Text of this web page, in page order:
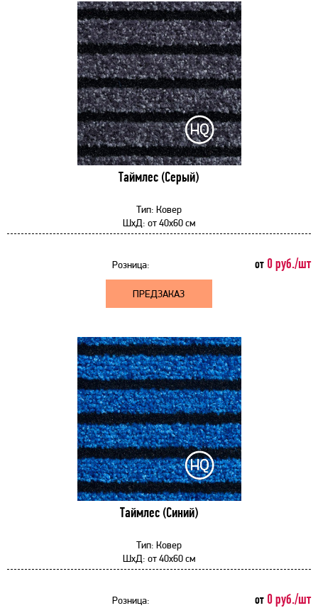
Таймлес (Серый)
Тип: Ковер
ШхД: от40x60 см
Розница: от 0 руб./шт
ПРЕДЗАКАЗ
Таймлес (Синий)
Тип: Ковер
ШхД: от40x60 см
Розница: от 0 руб./шт